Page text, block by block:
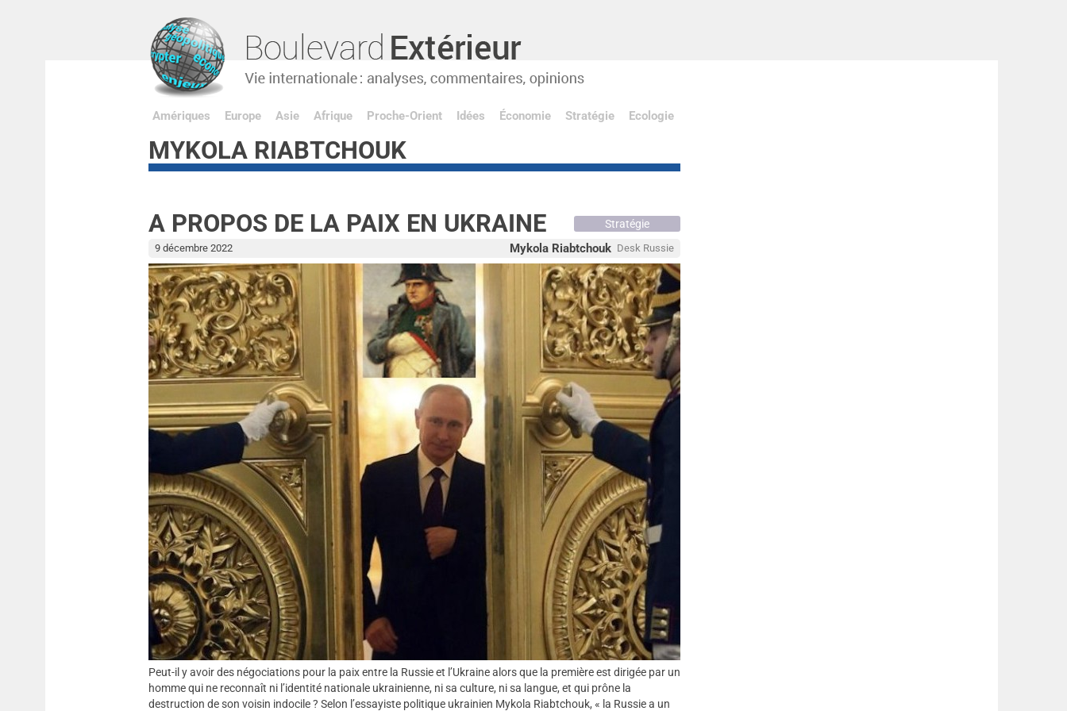
Amériques Europe Asie Afrique Proche-Orient Idées Économie Stratégie Ecologie
MYKOLA RIABTCHOUK
Stratégie
A PROPOS DE LA PAIX EN UKRAINE
Mykola Riabtchouk Desk Russie
9 décembre 2022
Peut-il y avoir des négociations pour la paix entre la Russie et l’Ukraine alors que la première est dirigée par un
homme qui ne reconnaît ni l’identité nationale ukrainienne, ni sa culture, ni sa langue, et qui prône la
destruction de son voisin indocile ? Selon l’essayiste politique ukrainien Mykola Riabtchouk, « la Russie a un